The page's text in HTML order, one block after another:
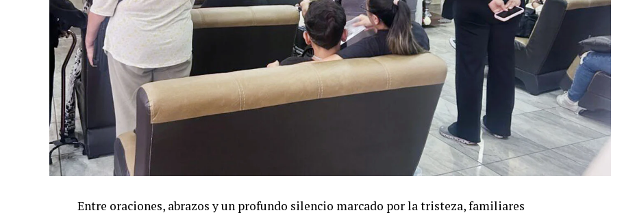
Entre oraciones, abrazos y un profundo silencio marcado por la tristeza, familiares